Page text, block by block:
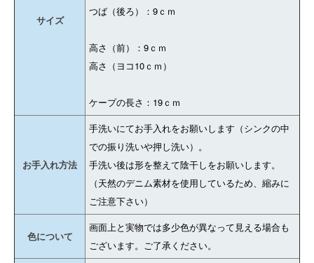
サイズ
つば（後ろ）：9ｃｍ
高さ（前）：9ｃｍ
高さ（ヨコ10ｃｍ）
ケープの長さ：19ｃｍ
お手入れ方法
手洗いにてお手入れをお願いします（シンクの中
での振り洗いや押し洗い）。
手洗い後は形を整えて陰干しをお願いします。
（天然のデニム素材を使用しているため、縮みに
ご注意下さい）
色について
画面上と実物では多少色が異なって見える場合も
ございます。ご了承ください。